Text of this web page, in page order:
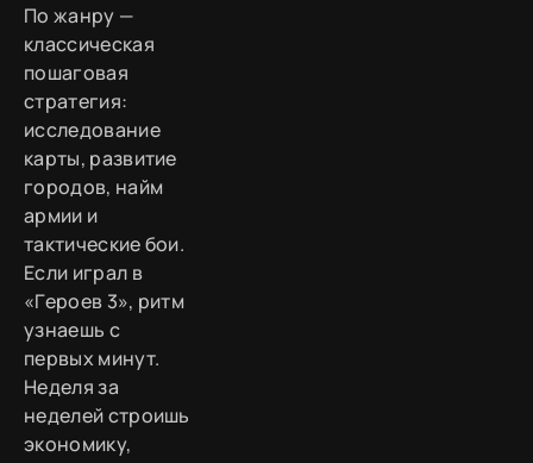
По жанру —
классическая
пошаговая
стратегия:
исследование
карты, развитие
городов, найм
армии и
тактические бои.
Если играл в
«Героев 3», ритм
узнаешь с
первых минут.
Неделя за
неделей строишь
экономику,